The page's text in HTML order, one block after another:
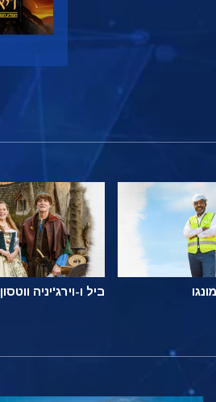
ביל ו-וירג'יניה ווטסון